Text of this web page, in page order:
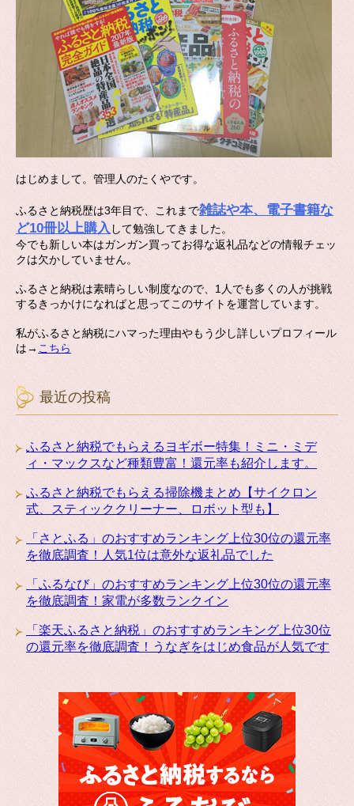
はじめまして。管理人のたくやです。
ふるさと納税歴は3年目で、これまで雑誌や本、電子書籍な
ど10冊以上購入 して勉強してきました。
今でも新しい本はガンガン買ってお得な返礼品などの情報チェッ
クは欠かしていません。
ふるさと納税は素晴らしい制度なので、1人でも多くの人が挑戦
するきっかけになればと思ってこのサイトを運営しています。
私がふるさと納税にハマった理由やもう少し詳しいプロフィール
は→ こちら
最近の投稿
ふるさと納税でもらえるヨギボー特集！ミニ・ミデ
ィ・マックスなど種類豊富！還元率も紹介します。
ふるさと納税でもらえる掃除機まとめ【サイクロン
式、スティッククリーナー、ロボット型も】
「さとふる」のおすすめランキング上位30位の還元率
を徹底調査！人気1位は意外な返礼品でした
「ふるなび」のおすすめランキング上位30位の還元率
を徹底調査！家電が多数ランクイン
「楽天ふるさと納税」のおすすめランキング上位30位
の還元率を徹底調査！うなぎをはじめ食品が人気です